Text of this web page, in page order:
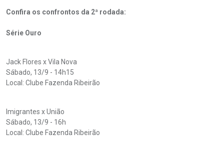
Confira os confrontos da 2ª rodada:
Série Ouro
Jack Flores x Vila Nova
Sábado, 13/9 - 14h15
Local: Clube Fazenda Ribeirão
Imigrantes x União
Sábado, 13/9 - 16h
Local: Clube Fazenda Ribeirão